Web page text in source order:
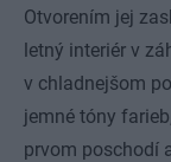
Otvorením jej
letný interiér v
v chladnejšom
jemné tóny
prvom poschodí